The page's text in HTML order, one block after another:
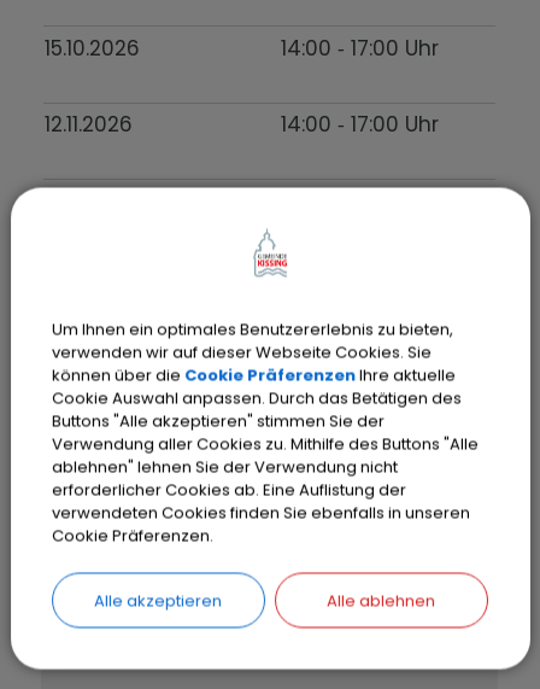
15.10.2026 14:00 ‐ 17:00 Uhr
12.11.2026 14:00 ‐ 17:00 Uhr
OpenStreetMap wird
derzeit nicht angezeigt
Bitte aktivieren Sie "OpenStreetMap"
Cookies Anpassen
Um Ihnen ein optimales Benutzererlebnis zu bieten,
verwenden wir auf dieser Webseite Cookies. Sie
können über die Cookie PräferenzenIhre aktuelle
Cookie Auswahl anpassen. Durch das Betätigen des
Buttons "Alle akzeptieren" stimmen Sie der
Verwendung aller Cookies zu. Mithilfe des Buttons "Alle
ablehnen" lehnen Sie der Verwendung nicht
erforderlicher Cookies ab. Eine Auflistung der
verwendeten Cookies finden Sie ebenfalls in unseren
Cookie Präferenzen.
Alle akzeptieren Alle ablehnen